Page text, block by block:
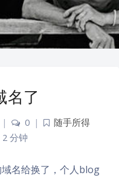
名了
| 0 |
随手所得
2 分钟
名给换了，个人blog